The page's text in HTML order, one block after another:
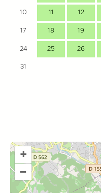
10 11 12
17 18 19
24 25 26
31
+
–